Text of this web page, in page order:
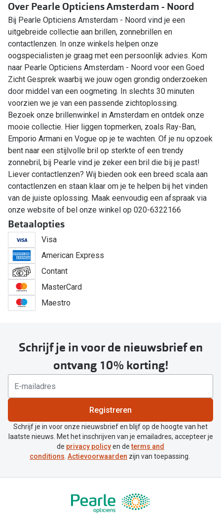
Over Pearle Opticiens Amsterdam - Noord
Bij Pearle Opticiens Amsterdam - Noord vind je een
uitgebreide collectie aan brillen, zonnebrillen en
contactlenzen. In onze winkels helpen onze
oogspecialisten je graag met een persoonlijk advies. Kom
naar Pearle Opticiens Amsterdam - Noord voor een Goed
Zicht Gesprek waarbij we jouw ogen grondig onderzoeken
door middel van een oogmeting. In slechts 30 minuten
voorzien we je van een passende zichtoplossing.
Bezoek onze brillenwinkel in Amsterdam en ontdek onze
mooie collectie. Hier liggen topmerken, zoals Ray-Ban,
Emporio Armani en Vogue op je te wachten. Of je nu opzoek
bent naar een stijlvolle bril op sterkte of een trendy
zonnebril, bij Pearle vind je zeker een bril die bij je past!
Liever contactlenzen? Wij bieden ook een breed scala aan
contactlenzen en staan klaar om je te helpen bij het vinden
van de juiste oplossing. Maak eenvoudig een afspraak via
onze website of bel onze winkel op 020-6322166
Betaalopties
Visa
American Express
Contant
MasterCard
Maestro
Schrijf je in voor de nieuwsbrief en
ontvang 10% korting!
Registreren
Schrijf je in voor onze nieuwsbrief en blijf op de hoogte van het
laatste nieuws. Met het inschrijven van je emailadres, accepteer je
de privacy policyen determs and
conditions. Actievoorwaarden zijn van toepassing.